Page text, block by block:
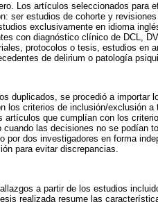
Los artículos seleccionados para
ser estudios de cohorte y
exclusivamente en idioma
con diagnóstico clínico de DCL,
protocolos o tesis, estudios en
de delirium o patología
duplicados, se procedió a importar
los criterios de inclusión/exclusión
artículos que cumplían con los
las decisiones no se podían
por dos investigadores en forma
para evitar discrepancias.
a partir de los estudios
realizada resume las